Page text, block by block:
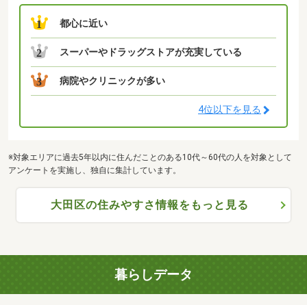
1 都心に近い
2 スーパーやドラッグストアが充実している
3 病院やクリニックが多い
4位以下を見る
※対象エリアに過去5年以内に住んだことのある10代～60代の人を対象として
アンケートを実施し、独自に集計しています。
大田区の住みやすさ情報をもっと見る
暮らしデータ